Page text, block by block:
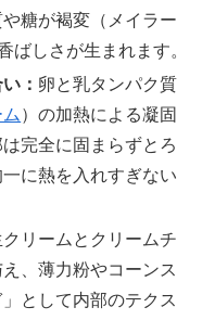
糖が褐変（メイラー
ばしさが生まれます。
： 卵と乳タンパク質
）の加熱による凝固
完全に固まらずとろ
に熱を入れすぎない
クリームとクリームチ
、薄力粉やコーンス
として内部のテクス